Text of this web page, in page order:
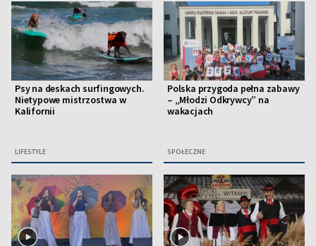
Psy na deskach surfingowych.
Nietypowe mistrzostwa w
Kalifornii
LIFESTYLE
Polska przygoda pełna zabawy
– „Młodzi Odkrywcy” na
wakacjach
SPOŁECZNE